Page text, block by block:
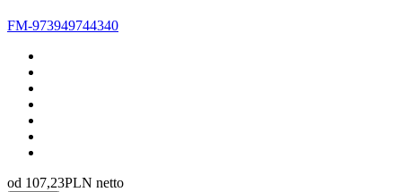
FM-973949744340
od 107,23PLN netto